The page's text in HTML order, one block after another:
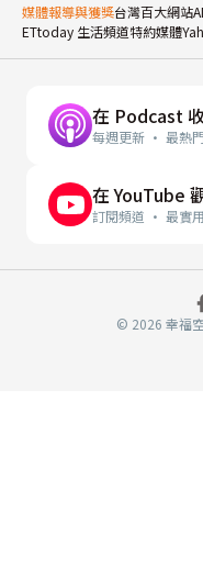
媒體報導與獲獎台灣百大網站
ETtoday 生活頻道特約媒體
在 Podcast
每週更新 · 最熱
在 YouTube
訂閱頻道 · 最實
© 2026 幸福